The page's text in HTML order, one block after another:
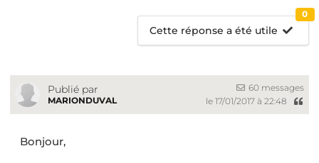
Cette réponse a été utile
0
Publié par
MARIONDUVAL
60 messages
le 17/01/2017 à 22:48
Bonjour,